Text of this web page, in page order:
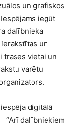
un grafiskos
iegūt
dalībnieka
un
trases vietai un
varētu
digitālā
“Arī dalībniekiem